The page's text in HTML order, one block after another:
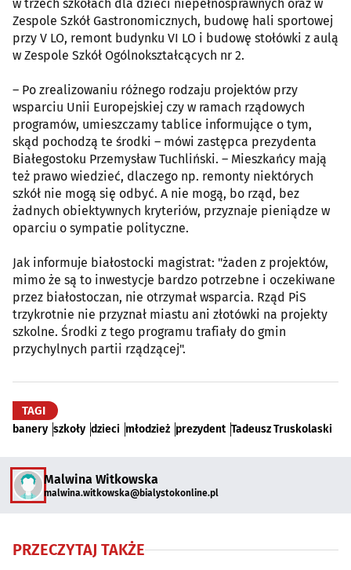
w trzech szkołach dla dzieci niepełnosprawnych oraz w
Zespole Szkół Gastronomicznych, budowę hali sportowej
przy V LO, remont budynku VI LO i budowę stołówki z aulą
w Zespole Szkół Ogólnokształcących nr 2.
– Po zrealizowaniu różnego rodzaju projektów przy
wsparciu Unii Europejskiej czy w ramach rządowych
programów, umieszczamy tablice informujące o tym,
skąd pochodzą te środki – mówi zastępca prezydenta
Białegostoku Przemysław Tuchliński. – Mieszkańcy mają
też prawo wiedzieć, dlaczego np. remonty niektórych
szkół nie mogą się odbyć. A nie mogą, bo rząd, bez
żadnych obiektywnych kryteriów, przyznaje pieniądze w
oparciu o sympatie polityczne.
Jak informuje białostocki magistrat: "żaden z projektów,
mimo że są to inwestycje bardzo potrzebne i oczekiwane
przez białostoczan, nie otrzymał wsparcia. Rząd PiS
trzykrotnie nie przyznał miastu ani złotówki na projekty
szkolne. Środki z tego programu trafiały do gmin
przychylnych partii rządzącej".
TAGI
banery szkoły dzieci młodzież prezydent Tadeusz Truskolaski
Malwina Witkowska
malwina.witkowska@bialystokonline.pl
PRZECZYTAJ TAKŻE